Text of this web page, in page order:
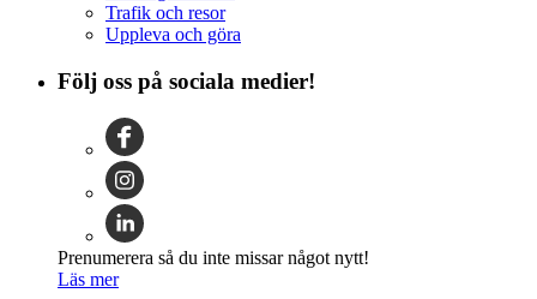
Trafik och resor
Uppleva och göra
Följ oss på sociala medier!
Prenumerera så du inte missar något nytt!
Läs mer